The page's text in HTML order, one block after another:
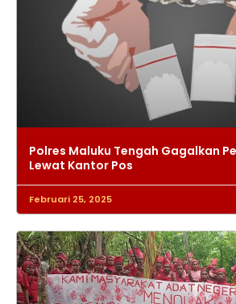
Polres Maluku Tengah Gagalkan
Lewat Kantor Pos
Februari 25, 2025